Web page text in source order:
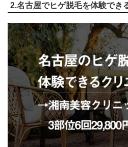
2.名古屋でヒゲ脱毛を体験でき